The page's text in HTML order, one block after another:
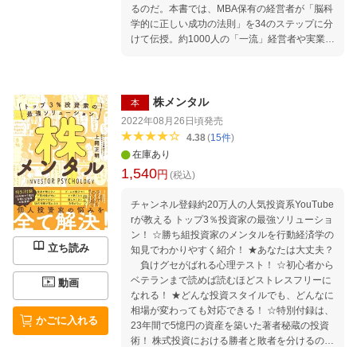
るのだ。本書では、MBA保有の経営者が「脳科
学的に正しい成功の法則」を34のステップに分
けて伝授。約1000人の「一流」経営者や実業
ス系ユーチューバーの集大成ともいえる一冊。
立ち読み
動画
かごに入れる
本 株メンタル
2022年08月26日頃発売
4.38(15件)
在庫あり
1,540円 (税込)
チャンネル登録約20万人の人気投資系YouTube
rが教える トップ3％投資家の最強ソリューショ
ン！ ☆勝ち組投資家のメンタルを行動経済学の
知見でわかりやすく紹介！ ★あなたは大丈夫？
負けグセがばれる心理テスト！ ☆初心者から
ベテランまで読めば読むほどストレスフリーに
なれる！ ★どんな投資スタイルでも、どんなに
相場が変わっても対応できる！ ☆特別付録は、
23年間で5憶円の資産を築いた著者秘蔵の投資
術！ 株式投資における勝者と敗者を分けるのは